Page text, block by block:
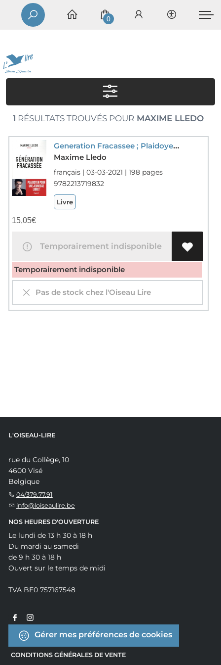
0
1 RÉSULTATS TROUVÉS POURMAXIME LLEDO
Generation Fracassee ; Plaidoyer Pour Une Jeunesse Libre !
Maxime Lledo
français | 03-03-2021 | 198 pages
9782213719832
Livre
15,05€
Temporairement indisponible
Temporairement indisponible
Pas de stock chez l'Oiseau Lire
L'OISEAU-LIRE
rue du Collège, 10
4600 Visé
Belgique
04/379.77.91
info@loiseaulire.be
NOS HEURES D'OUVERTURE
Le lundi de 13 h 30 à 18 h
Du mardi au samedi
de 9 h 30 à 18 h
Ouvert sur le temps de midi
TVA BE0 757167548
Gérer mes préférences de cookies
CONDITIONS GÉNÉRALES DE VENTE